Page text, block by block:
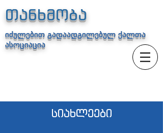
თანხმობა
იძულებით გადაადგილებულ ქალთა
ასოციაცია
სიახლეები